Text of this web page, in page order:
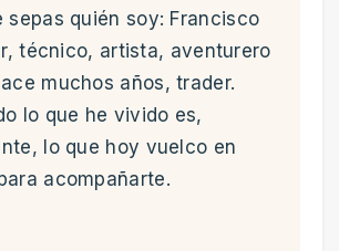
sepas quién soy: Francisco
técnico, artista, aventurero
muchos años, trader.
lo que he vivido es,
lo que hoy vuelco en
acompañarte.